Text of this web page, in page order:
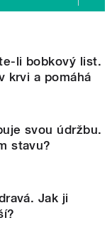
li bobkový list.
krvi a pomáhá
svou údržbu.
stavu?
Jak ji